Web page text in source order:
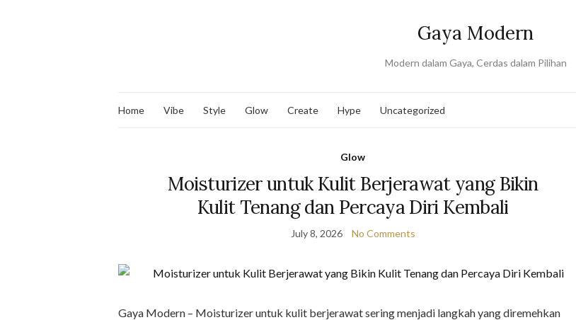
Gaya Modern
Modern dalam Gaya, Cerdas dalam Pilihan
Home Vibe Style Glow Create Hype Uncategorized
Glow
Moisturizer untuk Kulit Berjerawat yang Bikin
Kulit Tenang dan Percaya Diri Kembali
July 8, 2026 No Comments
Gaya Modern – Moisturizer untuk kulit berjerawat sering menjadi langkah yang diremehkan